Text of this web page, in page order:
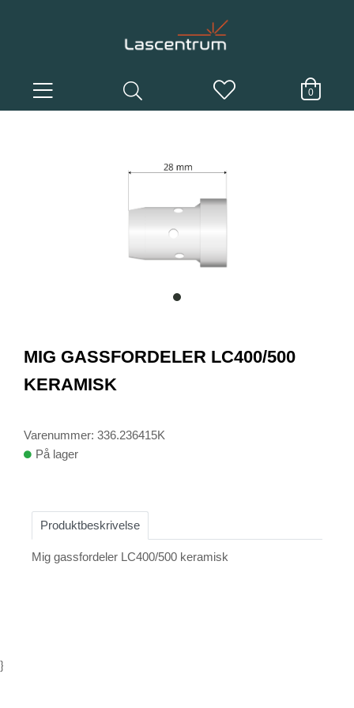
0
item
of
1
MIG GASSFORDELER LC400/500
KERAMISK
Varenummer: 336.236415K
På lager
Produktbeskrivelse
Mig gassfordeler LC400/500 keramisk
}